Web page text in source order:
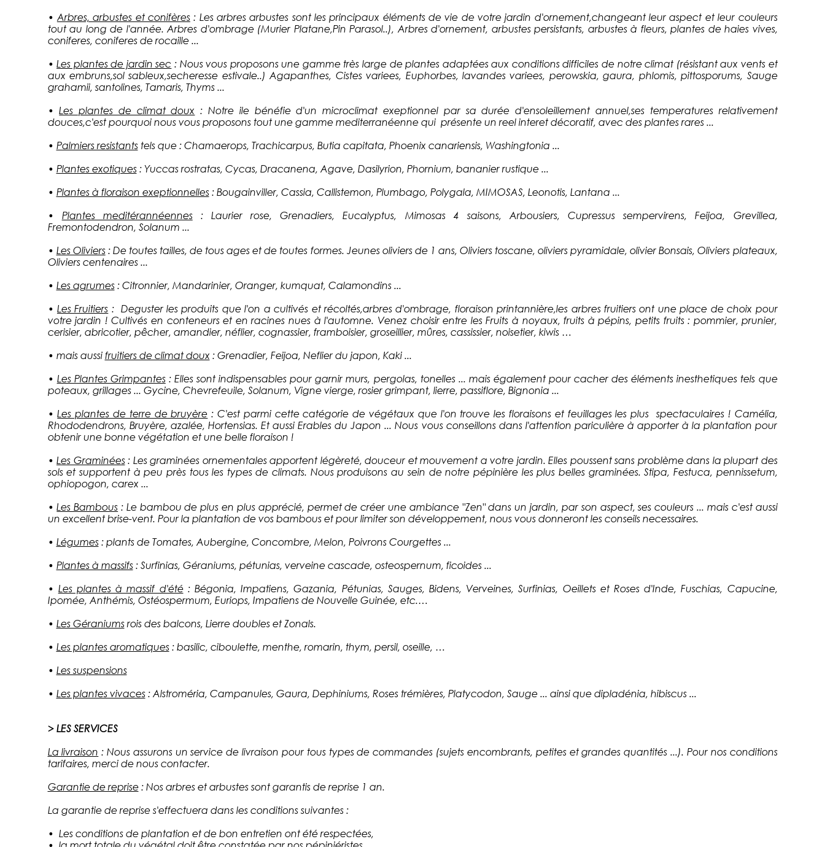
• Arbres, arbustes et conifères: Les arbres arbustes sont les principaux éléments de vie de votre jardin d'ornement,changeant leur aspect et leur couleurs
tout au long de l'année. Arbres d'ombrage (Murier Platane,Pin Parasol..), Arbres d'ornement, arbustes persistants, arbustes à fleurs, plantes de haies vives,
coniferes, coniferes de rocaille ...
•Les plantes de jardin sec : Nous vous proposons une gamme très large de plantes adaptées aux conditions difficiles de notre climat (résistant aux vents et
aux embruns,sol sableux,secheresse estivale..) Agapanthes, Cistes variees, Euphorbes, lavandes variees, perowskia, gaura, phlomis, pittosporums, Sauge
grahamii, santolines, Tamaris, Thyms ...
•Les plantes de climat doux : Notre ile bénéfie d'un microclimat exeptionnel par sa durée d'ensoleillement annuel,ses temperatures relativement
douces,c'est pourquoi nous vous proposons tout une gamme mediterranéenne qui présente un reel interet décoratif, avec des plantes rares ...
• Palmiers resistantstels que : Chamaerops, Trachicarpus, Butia capitata, Phoenix canariensis, Washingtonia ...
• Plantes exotiques: Yuccas rostratas, Cycas, Dracanena, Agave, Dasilyrion, Phornium, bananier rustique ...
• Plantes à floraison exeptionnelles: Bougainviller, Cassia, Callistemon, Plumbago, Polygala, MIMOSAS, Leonotis, Lantana ...
• Plantes meditérannéennes: Laurier rose, Grenadiers, Eucalyptus, Mimosas 4 saisons, Arbousiers, Cupressus sempervirens, Feijoa, Grevillea,
Fremontodendron, Solanum ...
• Les Oliviers: De toutes tailles, de tous ages et de toutes formes. Jeunes oliviers de 1 ans, Oliviers toscane, oliviers pyramidale, olivier Bonsais, Oliviers plateaux,
Oliviers centenaires ...
• Les agrumes: Citronnier, Mandarinier, Oranger, kumquat, Calamondins ...
• Les Fruitiers : Deguster les produits que l'on a cultivés et récoltés,arbres d'ombrage, floraison printannière,les arbres fruitiers ont une place de choix pour
votre jardin ! Cultivés en conteneurs et en racines nues à l'automne. Venez choisir entre les Fruits à noyaux, fruits à pépins, petits fruits : pommier, prunier,
cerisier, abricotier, pêcher, amandier, néflier, cognassier, framboisier, groseillier, mûres, cassissier, noisetier, kiwis …
• mais aussi fruitiers de climat doux : Grenadier, Feijoa, Neflier du japon, Kaki ...
• Les Plantes Grimpantes: Elles sont indispensables pour garnir murs, pergolas, tonelles ... mais également pour cacher des éléments inesthetiques tels que
poteaux, grillages ... Gycine, Chevrefeuile, Solanum, Vigne vierge, rosier grimpant, lierre, passiflore, Bignonia ...
•Les plantes de terre de bruyère : C'est parmi cette catégorie de végétaux que l'on trouve les floraisons et feuillages les plus spectaculaires ! Camélia,
Rhododendrons, Bruyère, azalée, Hortensias. Et aussi Erables du Japon ... Nous vous conseillons dans l'attention pariculière à apporter à la plantation pour
obtenir une bonne végétation et une belle floraison !
• Les Graminées: Les graminées ornementales apportent légèreté, douceur et mouvement a votre jardin. Elles poussent sans problème dans la plupart des
sols et supportent à peu près tous les types de climats. Nous produisons au sein de notre pépinière les plus belles graminées. Stipa, Festuca, pennissetum,
ophiopogon, carex ...
•Les Bambous : Le bambou de plus en plus apprécié, permet de créer une ambiance "Zen" dans un jardin, par son aspect, ses couleurs ... mais c'est aussi
un excellent brise-vent. Pour la plantation de vos bambous et pour limiter son développement, nous vous donneront les conseils necessaires.
• Légumes: plants de Tomates, Aubergine, Concombre, Melon, Poivrons Courgettes ...
• Plantes à massifs: Surfinias, Géraniums, pétunias, verveine cascade, osteospernum, ficoides ...
• Les plantes à massif d'été: Bégonia, Impatiens, Gazania, Pétunias, Sauges, Bidens, Verveines, Surfinias, Oeillets et Roses d'Inde, Fuschias, Capucine,
Ipomée, Anthémis, Ostéospermum, Euriops, Impatiens de Nouvelle Guinée, etc.…
• Les Géraniumsrois des balcons, Lierre doubles et Zonals.
• Les plantes aromatiques: basilic, ciboulette, menthe, romarin, thym, persil, oseille, …
• Les suspensions
• Les plantes vivaces: Alstroméria, Campanules, Gaura, Dephiniums, Roses trémières, Platycodon, Sauge ... ainsi que dipladénia, hibiscus ...
> LES SERVICES
La livraison : Nous assurons un service de livraison pour tous types de commandes (sujets encombrants, petites et grandes quantités ...). Pour nos conditions
tarifaires, merci de nous contacter.
Garantie de reprise: Nos arbres et arbustes sont garantis de reprise 1 an.
La garantie de reprise s'effectuera dans les conditions suivantes :
• Les conditions de plantation et de bon entretien ont été respectées,